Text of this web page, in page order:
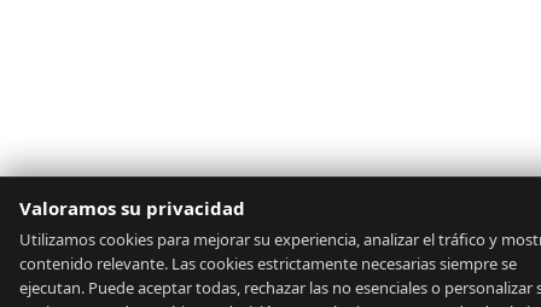
Valoramos su privacidad
Utilizamos cookies para mejorar su experiencia, analizar el tráfico y
contenido relevante. Las cookies estrictamente necesarias siempre se
ejecutan. Puede aceptar todas, rechazar las no esenciales o personalizar